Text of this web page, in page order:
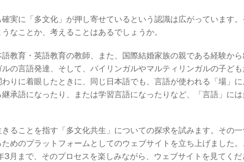
実に「多文化」が押し寄せているという認識は広がっています
なことか、考えることはあるでしょうか。
教育・英語教育の教師、また、国際結婚家族の親である経験か
の言語発達、そして、バイリンガルやマルティリンガルの子ど
りに着眼したときに、同じ日本語でも、言語が使われる「場」
承語になったり、または学習言語になったりなど、「言語」に
ることを指す「多文化共生」についての探求を試みます。その
めのプラットフォームとしてのウェブサイトを立ち上げました
月まで、そのプロセスを楽しみながら、ウェブサイトを見てく